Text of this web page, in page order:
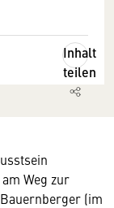
Inhalt
teilen
Weg zur
(im